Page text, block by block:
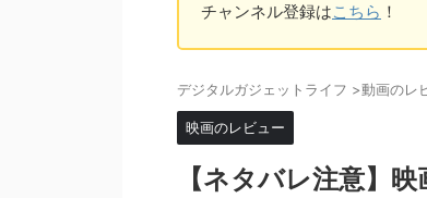
チャンネル登録はこちら ！
デジタルガジェットライフ >動画のレ
映画のレビュー
【ネタバレ注意】